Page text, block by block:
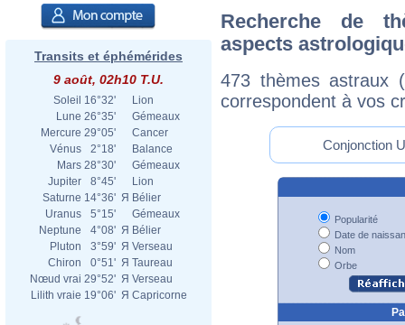
Transits et éphémérides
9 août, 02h10 T.U.
Soleil 16°32'
Lion
Lune 26°35'
Gémeaux
Mercure 29°05'
Cancer
Vénus
2°18'
Balance
Mars 28°30'
Gémeaux
Jupiter
8°45'
Lion
Saturne 14°36' Я Bélier
Uranus
5°15'
Gémeaux
Neptune
4°08' Я Bélier
Pluton
3°59' Я Verseau
Chiron
0°51' Я Taureau
Nœud vrai 29°52' Я Verseau
Lilith vraie 19°06' Я Capricorne
Recherche de
aspects
473 thèmes astraux
correspondent à vos
Conjonction
Popularité
Date de
Nom
Orbe